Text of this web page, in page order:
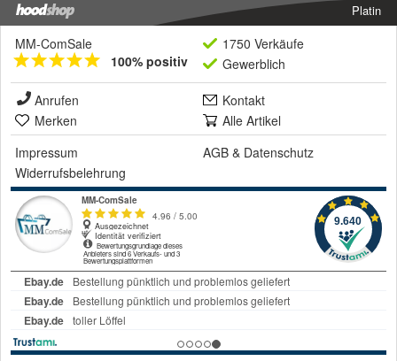
Platin
MM-ComSale
100% positiv
1750 Verkäufe
Gewerblich
Anrufen
Kontakt
Merken
Alle Artikel
Impressum
AGB & Datenschutz
Widerrufsbelehrung